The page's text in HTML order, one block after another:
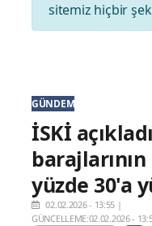
sitemiz hiçbir
GÜNDEM
İSKİ
yüzde 30'a
02.02.2026 - 13:55 |
GÜNCELLEME:02.02.2026 -